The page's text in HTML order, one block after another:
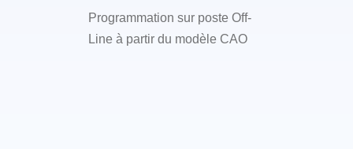
Programmation sur poste Off-
Line à partir du modèle CAO